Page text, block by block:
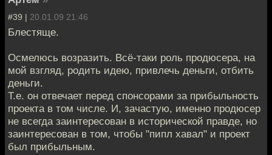
#39 | 20.01.09 21:46
Блестяще.
Осмелюсь возразить. Всё-таки роль продюсера, на
мой взгляд, родить идею, привлечь деньги, отбить
деньги.
Т.е. он отвечает перед спонсорами за прибыльность
проекта в том числе. И, зачастую, именно продюсер
не всегда заинтересован в исторической правде, но
заинтересован в том, чтобы "пипл хавал" и проект
был прибыльным.